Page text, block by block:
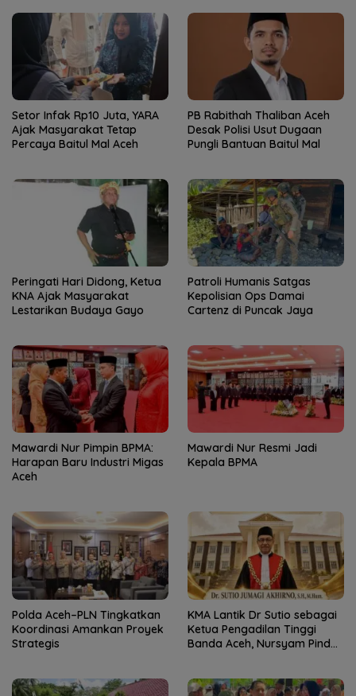
Setor Infak Rp10 Juta, YARA
Ajak Masyarakat Tetap
Percaya Baitul Mal Aceh
PB Rabithah Thaliban Aceh
Desak Polisi Usut Dugaan
Pungli Bantuan Baitul Mal
Peringati Hari Didong, Ketua
KNA Ajak Masyarakat
Lestarikan Budaya Gayo
Patroli Humanis Satgas
Kepolisian Ops Damai
Cartenz di Puncak Jaya
Mawardi Nur Pimpin BPMA:
Harapan Baru Industri Migas
Aceh
Mawardi Nur Resmi Jadi
Kepala BPMA
Polda Aceh–PLN Tingkatkan
Koordinasi Amankan Proyek
Strategis
KMA Lantik Dr Sutio sebagai
Ketua Pengadilan Tinggi
Banda Aceh, Nursyam Pindah